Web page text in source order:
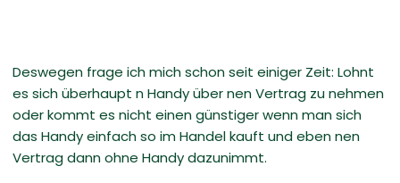
Deswegen frage ich mich schon seit einiger Zeit: Lohnt
es sich überhaupt n Handy über nen Vertrag zu nehmen
oder kommt es nicht einen günstiger wenn man sich
das Handy einfach so im Handel kauft und eben nen
Vertrag dann ohne Handy dazunimmt.